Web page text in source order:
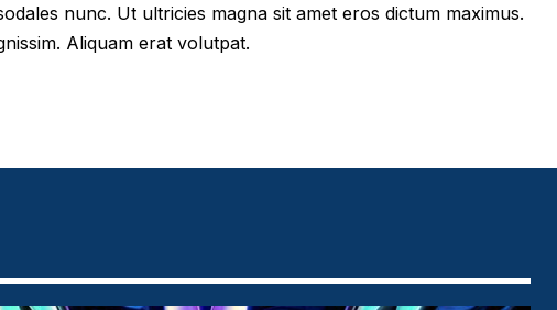
nunc. Ut ultricies magna sit amet eros dictum maximus.
Aliquam erat volutpat.